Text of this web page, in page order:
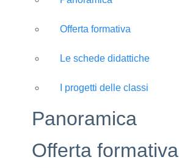
Offerta formativa
Le schede didattiche
I progetti delle classi
Panoramica
Offerta formativa